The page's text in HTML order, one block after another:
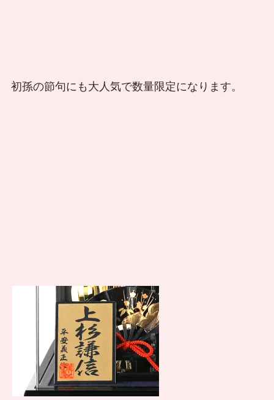
初孫の節句にも大人気で数量限定になります。